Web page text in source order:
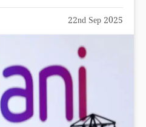
22nd Sep 2025